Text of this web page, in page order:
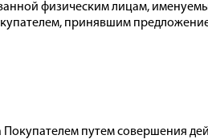
физическим лицам,
принявшим
путем совершения